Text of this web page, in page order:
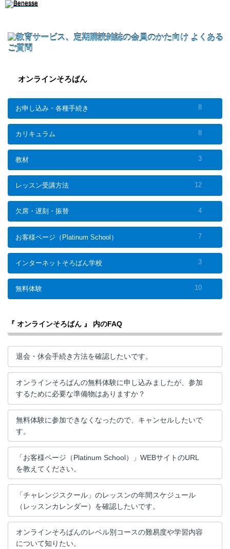
オンラインそろばん
お申し込み・各種手続き 8
カリキュラム 8
教材 3
レッスン受講方法 12
欠席・遅刻・振替 4
お客様ページ（Platinum School） 7
インターネットそろばん学校 3
無料体験 10
『 オンラインそろばん 』 内のFAQ
退会・休会手続き方法を確認したいです。
オンラインそろばんの無料体験に申し込みましたが、参加
するために必要な準備物はありますか？
無料体験に参加できなくなったので、キャンセルしたいで
す。
「お客様ページ（Platinum School）」WEBサイトのURL
を教えてください。
「チャレンジスクール」のレッスンの年間スケジュール
（レッスンカレンダー）を確認したいです。​
オンラインそろばんのレベル別コースの難易度や学習内容
について知りたい。